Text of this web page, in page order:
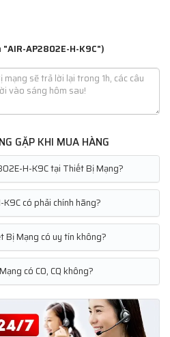
"AIR-AP2802E-H-K9C")
GẶP KHI MUA HÀNG
H-K9C tại Thiết Bị Mạng?
có phải chính hãng?
Mạng có uy tín không?
có CO, CQ không?